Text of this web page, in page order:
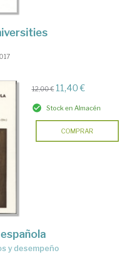
12,00 € 11,40 €
Stock en Almacén
COMPRAR
y desempeño